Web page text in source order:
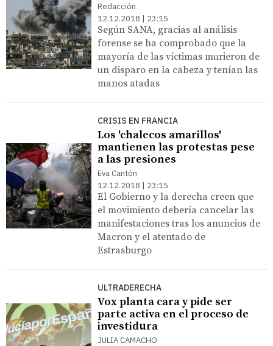
Redacción
12.12.2018 | 23:15
Según SANA, gracias al análisis
forense se ha comprobado que la
mayoría de las víctimas murieron de
un disparo en la cabeza y tenían las
manos atadas
CRISIS EN FRANCIA
Los 'chalecos amarillos'
mantienen las protestas pese
a las presiones
Eva Cantón
12.12.2018 | 23:15
El Gobierno y la derecha creen que
el movimiento debería cancelar las
manifestaciones tras los anuncios de
Macron y el atentado de
Estrasburgo
ULTRADERECHA
Vox planta cara y pide ser
parte activa en el proceso de
investidura
JULIA CAMACHO